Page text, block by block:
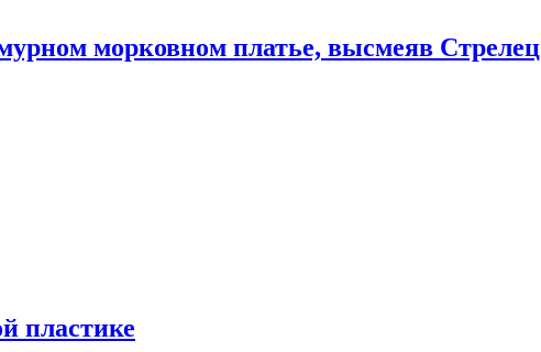
морковном платье, высмеяв Стрелец
пластике